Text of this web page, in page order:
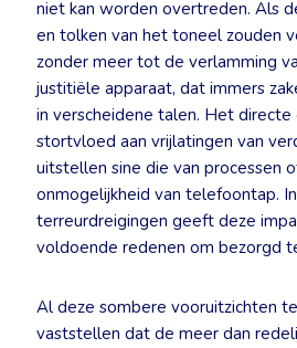
niet kan worden overtreden. Als
en tolken van het toneel zouden
zonder meer tot de verlamming
justitiële apparaat, dat immers
in verscheidene talen. Het directe
stortvloed aan vrijlatingen van
uitstellen sine die van processen
onmogelijkheid van telefoontap.
terreurdreigingen geeft deze
voldoende redenen om bezorgd
Al deze sombere vooruitzichten
vaststellen dat de meer dan